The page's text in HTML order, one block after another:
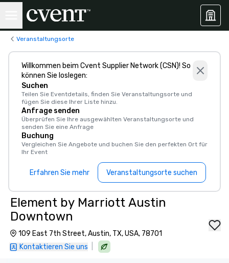
Veranstaltungsorte
Willkommen beim Cvent Supplier Network (CSN)! So
können Sie loslegen:
Suchen
Teilen Sie Eventdetails, finden Sie Veranstaltungsorte und
fügen Sie diese Ihrer Liste hinzu.
Anfrage senden
Überprüfen Sie Ihre ausgewählten Veranstaltungsorte und
senden Sie eine Anfrage
Buchung
Vergleichen Sie Angebote und buchen Sie den perfekten Ort für
Ihr Event
Erfahren Sie mehr Veranstaltungsorte suchen
Element by Marriott Austin
Downtown
109 East 7th Street, Austin, TX, USA, 78701
Kontaktieren Sie uns